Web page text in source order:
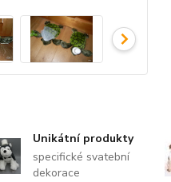
Unikátní produkty
specifické svatební
dekorace